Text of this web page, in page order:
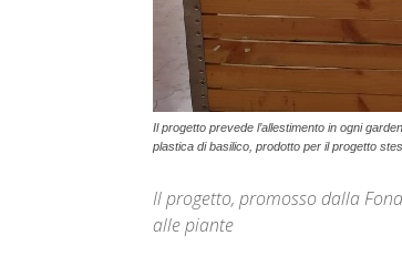
Il progetto prevede l’allestimento in ogni
plastica di basilico, prodotto per il progetto
Il progetto, promosso dalla
alle piante